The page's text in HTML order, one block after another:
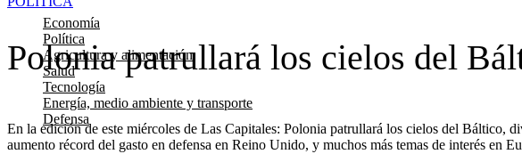
Economía
Política
Agricultura y alimentación
Salud
Tecnología
Energía, medio ambiente y transporte
Defensa
Polonia patrullará los cielos del
En la edición de este miércoles de Las Capitales: Polonia patrullará los cielos del
aumento récord del gasto en defensa en Reino Unido, y muchos más temas de interés en